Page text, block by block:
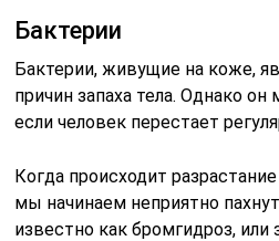
Бактерии
Бактерии, живущие на коже,
причин запаха тела. Однако
если человек перестает
Когда происходит
мы начинаем неприятно
известно как бромгидроз, или